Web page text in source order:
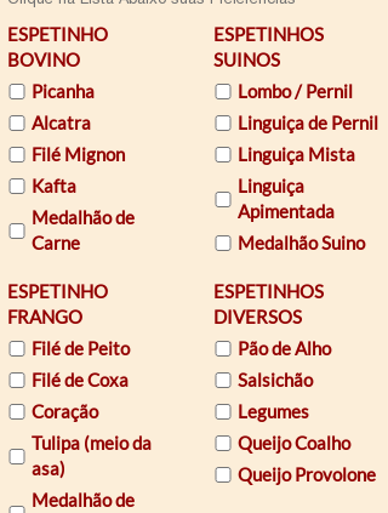
ESPETINHO
BOVINO
Picanha
Alcatra
Filé Mignon
Kafta
Medalhão de
Carne
ESPETINHO
FRANGO
Filé de Peito
Filé de Coxa
Coração
Tulipa (meio da
asa)
Medalhão de
ESPETINHOS
SUINOS
Lombo / Pernil
Linguiça de Pernil
Linguiça Mista
Linguiça
Apimentada
Medalhão Suino
ESPETINHOS
DIVERSOS
Pão de Alho
Salsichão
Legumes
Queijo Coalho
Queijo Provolone